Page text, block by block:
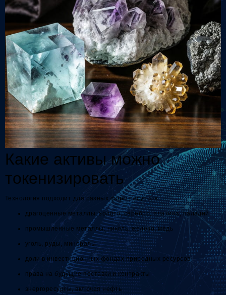
Какие активы можно
токенизировать
Технология подходит для разных форм ресурсов:
драгоценные металлы: золото, серебро, платина, паладий
промышленные металлы: никель, железо, медь
уголь, руды, минералы
доли в инвестиционных фондах природных ресурсов
права на будущие поставки и контракты
энергоресурсы, включая нефть